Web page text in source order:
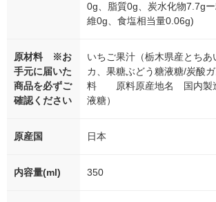
0g、脂質0g、炭水化物7.7g
維0g、食塩相当量0.06g)
原材料 ※お
手元に届いた
商品を必ずご
確認ください
いちご果汁（栃木県産とちあ
カ、果糖ぶどう糖液糖/炭酸
料 原料原産地名 国内製
液糖）
原産国 日本
内容量(ml) 350